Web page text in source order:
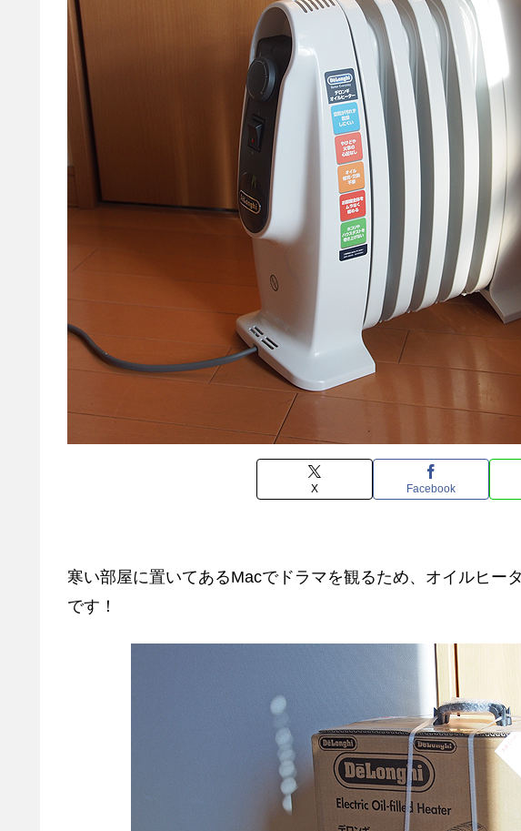
X Facebook
寒い部屋に置いてあるMacでドラマを観るため、オイルヒー
です！